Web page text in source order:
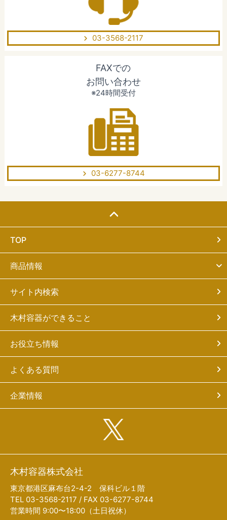
03-3568-2117
FAXでの
お問い合わせ
※24時間受付
03-6277-8744
TOP
商品情報
サイト内検索
木村容器ができること
お役立ち情報
よくある質問
企業情報
木村容器株式会社
東京都港区麻布台2-4-2 保科ビル１階
TEL 03-3568-2117 / FAX 03-6277-8744
営業時間 9:00〜18:00（土日祝休）